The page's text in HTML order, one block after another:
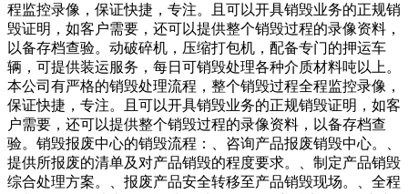
程监控录像，保证快捷，专注。且可以开具销毁业务的正规销
毁证明，如客户需要，还可以提供整个销毁过程的录像资料，
以备存档查验。动破碎机，压缩打包机，配备专门的押运车
辆，可提供装运服务，每日可销毁处理各种介质材料吨以上。
本公司有严格的销毁处理流程，整个销毁过程全程监控录像，
保证快捷，专注。且可以开具销毁业务的正规销毁证明，如客
户需要，还可以提供整个销毁过程的录像资料，以备存档查
验。销毁报废中心的销毁流程：、咨询产品报废销毁中心。、
提供所报废的清单及对产品销毁的程度要求。、制定产品销毁
综合处理方案。、报废产品安全转移至产品销毁现场。、全程